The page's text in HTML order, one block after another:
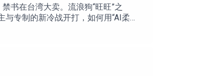
书在台湾大卖。流浪狗“旺旺”之
专制的新冷战开打，如何用“AI柔